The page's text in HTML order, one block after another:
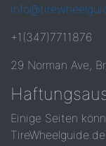
+1(347)7711876
29 Norman Ave,
Einige Seiten